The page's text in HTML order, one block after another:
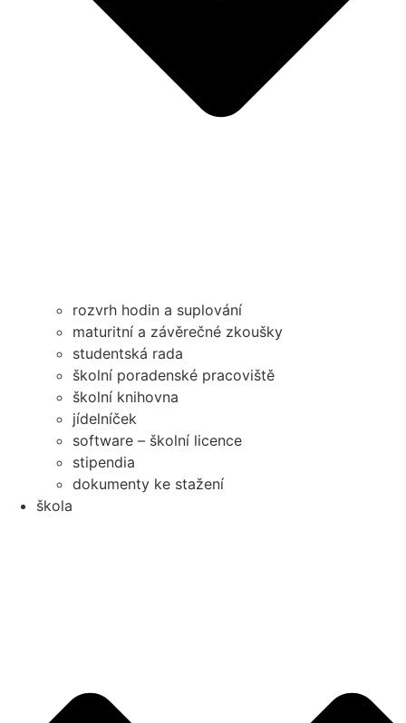
rozvrh hodin a suplování
maturitní a závěrečné zkoušky
studentská rada
školní poradenské pracoviště
školní knihovna
jídelníček
software – školní licence
stipendia
dokumenty ke stažení
škola